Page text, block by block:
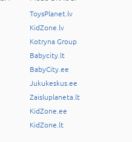
ToysPlanet.lv
KidZone.lv
Kotryna Group
Babycity.lt
BabyCity.ee
Jukukeskus.ee
Zaisluplaneta.lt
KidZone.ee
KidZone.lt